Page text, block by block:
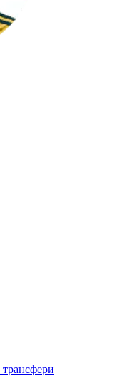
трансфери